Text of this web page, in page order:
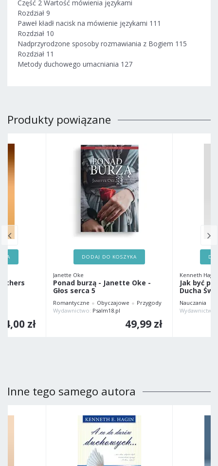
Część 2 Wartość mówienia językami
Rozdział 9
Paweł kładł nacisk na mówienie językami 111
Rozdział 10
Nadprzyrodzone sposoby rozmawiania z Bogiem 115
Rozdział 11
Metody duchowego umacniania 127
Produkty powiązane
zł
DODAJ DO KOSZYKA
Janette Oke
Ponad burzą - Janette Oke -
Głos serca 5
Romantyczne Obyczajowe
Przygody
Wydawnictwo: Psalm18.pl
49,99 zł
Kenneth Hagin
Jak być
Ducha
Nauczania
Inne tego samego autora